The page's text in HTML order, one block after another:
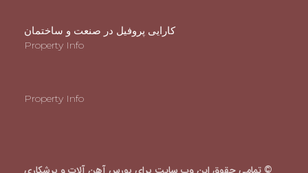
کارایی پروفیل در صنعت و ساختمان
Property Info
Property Info